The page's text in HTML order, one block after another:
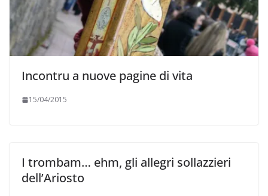
Incontru a nuove pagine di vita
15/04/2015
I trombam… ehm, gli allegri sollazzieri
dell’Ariosto